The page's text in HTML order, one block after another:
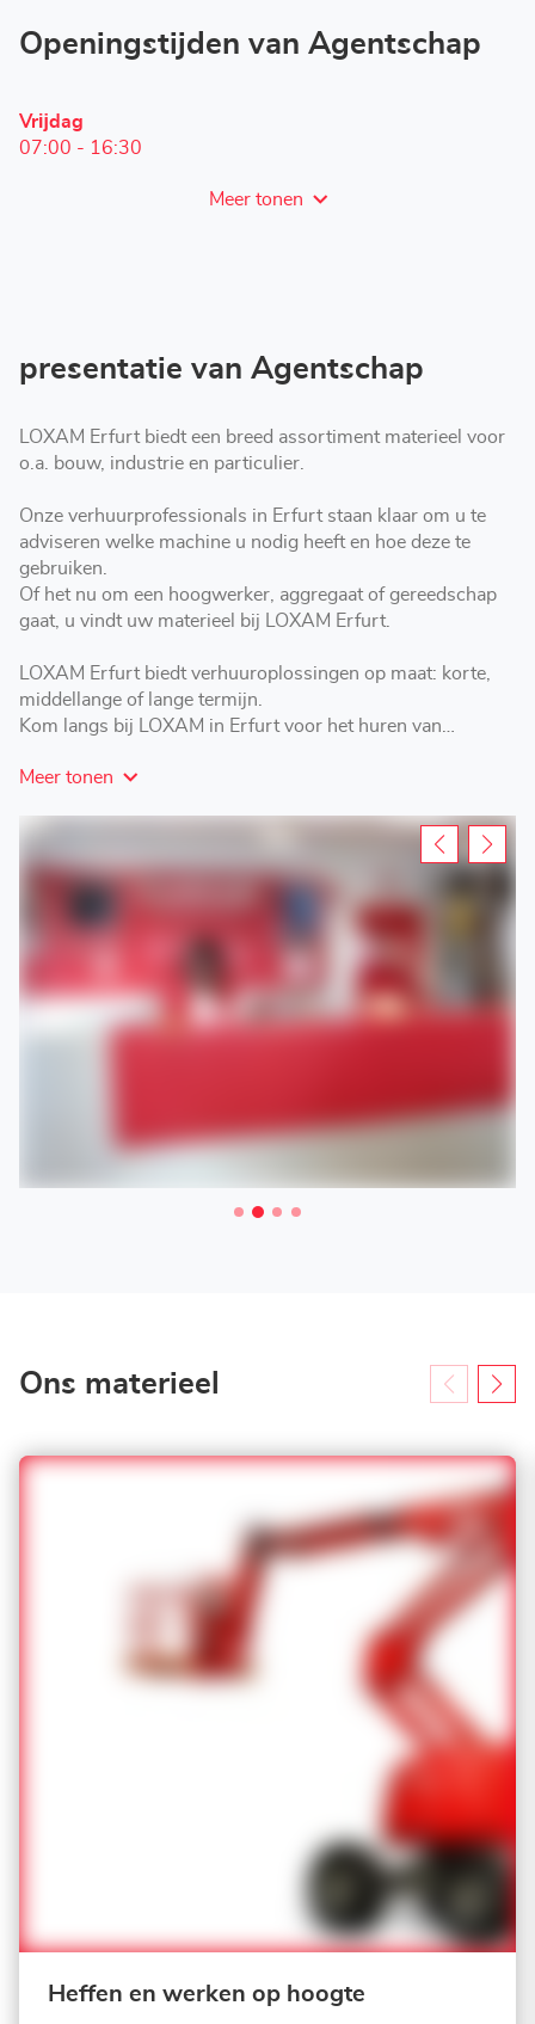
Openingstijden van Agentschap
Openingstijden
vandaag
Vrĳdag
07:00 - 16:30
Meer tonen
en
presentatie van Agentschap
LOXAM Erfurt biedt een breed assortiment materieel voor
o.a. bouw, industrie en particulier.
Onze verhuurprofessionals in Erfurt staan klaar om u te
adviseren welke machine u nodig heeft en hoe deze te
gebruiken.
Of het nu om een hoogwerker, aggregaat of gereedschap
gaat, u vindt uw materieel bij LOXAM Erfurt.
LOXAM Erfurt biedt verhuuroplossingen op maat: korte,
middellange of lange termijn.
Kom langs bij LOXAM in Erfurt voor het huren van
Meer tonen
Ons materieel
Heffen en werken op hoogte